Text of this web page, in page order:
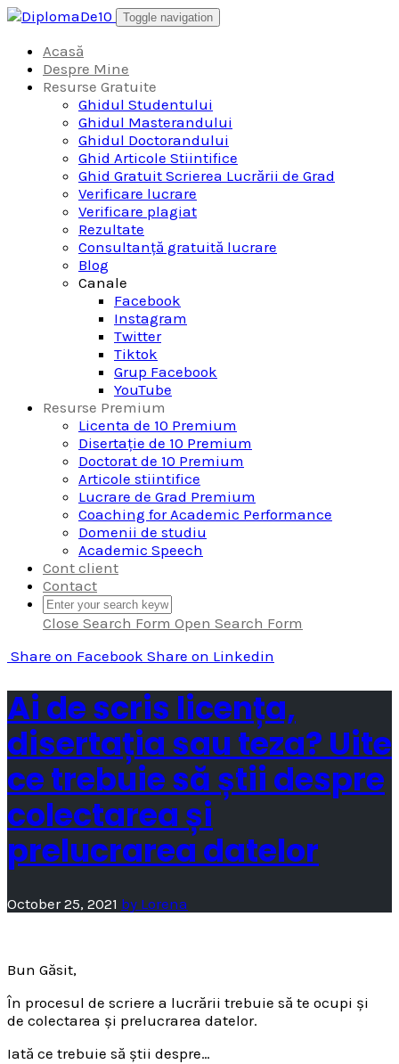
Skip
content
Toggle navigation
Acasă
Despre Mine
Resurse Gratuite
Ghidul Studentului
Ghidul Masterandului
Ghidul Doctorandului
Ghid Articole Stiintifice
Ghid Gratuit Scrierea Lucrării de Grad
Verificare lucrare
Verificare plagiat
Rezultate
Consultanță gratuită lucrare
Blog
Canale
Facebook
Instagram
Twitter
Tiktok
Grup Facebook
YouTube
Resurse Premium
Licenta de 10 Premium
Disertație de 10 Premium
Doctorat de 10 Premium
Articole stiintifice
Lucrare de Grad Premium
Coaching for Academic Performance
Domenii de studiu
Academic Speech
Cont client
Contact
Close Search Form Open Search Form
Share on Facebook Share on Linkedin
Ai de scris licența,
disertația sau teza? Uite
ce trebuie să știi despre
colectarea și
prelucrarea datelor
October 25, 2021 by Lorena
Bun Găsit,
În procesul de scriere a lucrării trebuie să te ocupi și
de colectarea și prelucrarea datelor.
Iată ce trebuie să știi despre…